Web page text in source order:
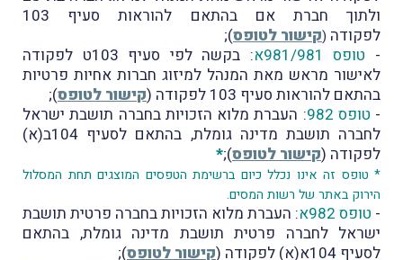
ולתוך חברת אם בהתאם להוראות סעיף 103
לפקודה (קישור לטופס);
- טופס 981/981א
: בקשה לפי סעיף 103ט לפקודה
לאישור מראש מאת המנהל למיזוג חברות אחיות פרטיות
בהתאם להוראות סעיף 103 לפקודה (
קישור לטופס);
- טופס 982
: העברת מלוא הזכויות בחברה תושבת ישראל
לחברה תושבת מדינה גומלת, בהתאם לסעיף 104ב(א)
לפקודה (קישור לטופס);
*
* טופס זה אינו נכלל כיום ברשימת הטפסים המוצגים תחת המסלול
הירוק באתר של רשות המסים.
- טופס 982א
: העברת מלוא הזכויות בחברה פרטית תושבת
ישראל לחברה פרטית תושבת מדינה גומלת, בהתאם
לסעיף 104א(א) לפקודה (
קישור לטופס);